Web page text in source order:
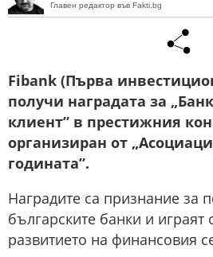
Главен редактор във Fakti.bg
Fibank (Първа
получи наградата за
клиент” в престижния
организиран от
годината”.
Наградите са признание за
българските банки и
развитието на финансовия